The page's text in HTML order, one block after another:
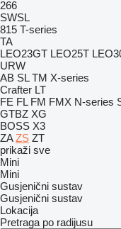
266
SWSL
815 T-series
TA
LEO23GT LEO25T
URW
AB SL TM X-series
Crafter LT
FE FL FM FMX N-series
GTBZ XG
BOSS X3
ZA ZS ZT
prikaži sve
Mini
Mini
Gusjenični sustav
Gusjenični sustav
Lokacija
Pretraga po radijusu